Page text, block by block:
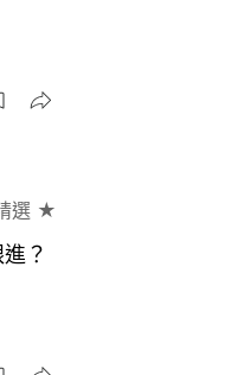
選 ★
？